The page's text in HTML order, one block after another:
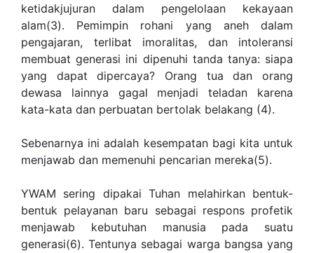
ketidakjujuran dalam pengelolaan kekayaan
alam(3). Pemimpin rohani yang aneh dalam
pengajaran, terlibat imoralitas, dan intoleransi
membuat generasi ini dipenuhi tanda tanya: siapa
yang dapat dipercaya? Orang tua dan orang
dewasa lainnya gagal menjadi teladan karena
kata-kata dan perbuatan bertolak belakang (4).
Sebenarnya ini adalah kesempatan bagi kita untuk
menjawab dan memenuhi pencarian mereka(5).
YWAM sering dipakai Tuhan melahirkan bentuk-
bentuk pelayanan baru sebagai respons profetik
menjawab kebutuhan manusia pada suatu
generasi(6). Tentunya sebagai warga bangsa yang